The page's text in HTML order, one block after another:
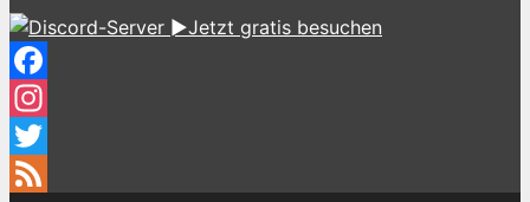
►Jetzt gratis besuchen
Facebook
Instagram
Twitter